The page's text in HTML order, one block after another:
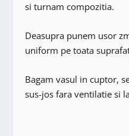
si turnam compozitia.
Deasupra punem usor
uniform pe toata
Bagam vasul in cuptor,
sus-jos fara ventilatie si